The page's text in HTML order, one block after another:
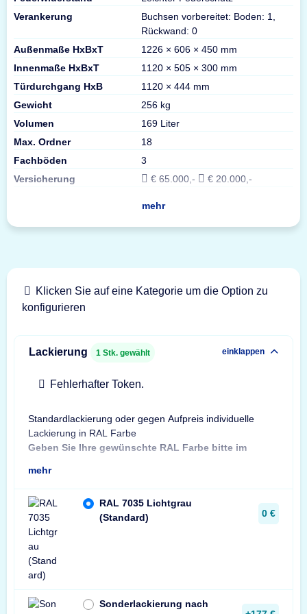
Verankerung
Buchsen vorbereitet: Boden: 1,
Rückwand: 0
Außenmaße HxBxT
1226 × 606 × 450 mm
Innenmaße HxBxT
1120 × 505 × 300 mm
Türdurchgang HxB
1120 × 444 mm
Gewicht
256 kg
Volumen
169 Liter
Max. Ordner
18
Fachböden
3
Versicherung
€ 65.000,- € 20.000,-
mehr
Klicken Sie auf eine Kategorie um die Option zu
konfigurieren
Lackierung 1 Stk. gewählt einklappen
Fehlerhafter Token.
Standardlackierung oder gegen Aufpreis individuelle
Lackierung in RAL Farbe
Geben Sie Ihre gewünschte RAL Farbe bitte im
mehr
RAL 7035 Lichtgrau
(Standard)
0 €
Sonderlackierung nach